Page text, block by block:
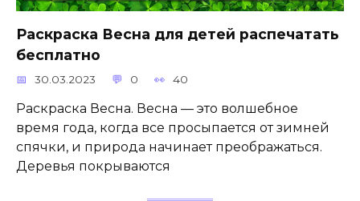
Раскраска Весна для детей распечатать
бесплатно
30.03.2023 0 40
Раскраска Весна. Весна — это волшебное
время года, когда все просыпается от зимней
спячки, и природа начинает преображаться.
Деревья покрываются